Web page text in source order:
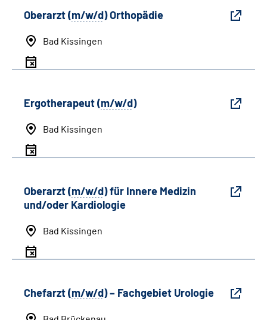
Oberarzt (m/w/d) Orthopädie
Bad Kissingen
Ergotherapeut (m/w/d)
Bad Kissingen
Oberarzt (m/w/d) für Innere Medizin
und/oder Kardiologie
Bad Kissingen
Chefarzt (m/w/d) – Fachgebiet Urologie